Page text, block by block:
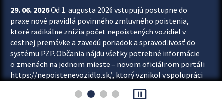
29. 06. 2026Od 1. augusta 2026 vstupujú postupne do
praxe nové pravidlá povinného zmluvného poistenia,
ktoré radikálne znížia počet nepoistených vozidiel v
cestnej premávke a zavedú poriadok a spravodlivosť do
systému PZP. Občania nájdu všetky potrebné informácie
o zmenách na jednom mieste – novom oficiálnom portáli
https://nepoistenevozidlo.sk/, ktorý vznikol v spolupráci
asociácie poisťovní (SLASPO) a Ministerstva vnútra SR.
pause_presentation